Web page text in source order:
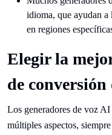
idioma, que ayudan a
en regiones
Elegir la
de conversión
Los generadores de voz
múltiples aspectos,